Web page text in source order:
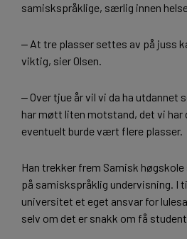
samiskspråklige, særlig innen
‒ At tre plasser settes av på juss
viktig, sier Olsen.
‒ Over tjue år vil vi da ha utdannet
har møtt liten motstand, det vi har
eventuelt burde vært flere plasser.
Han trekker frem Samisk
på samiskspråklig undervisning. I
universitet et eget ansvar for
selv om det er snakk om få